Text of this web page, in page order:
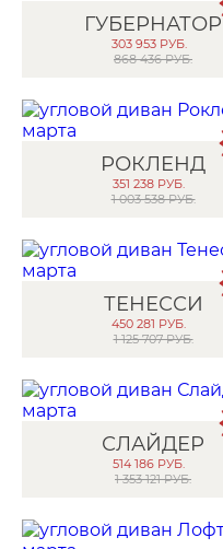
ГУБЕРНАТОР
303 953 РУБ.
868 436 РУБ.
РОКЛЕНД
351 238 РУБ.
1 003 538 РУБ.
ТЕНЕССИ
450 281 РУБ.
1 125 707 РУБ.
СЛАЙДЕР
514 186 РУБ.
1 353 121 РУБ.